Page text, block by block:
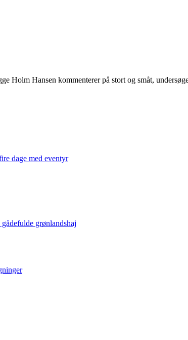
Holm Hansen kommenterer på stort og småt,
dage med eventyr
grønlandshaj